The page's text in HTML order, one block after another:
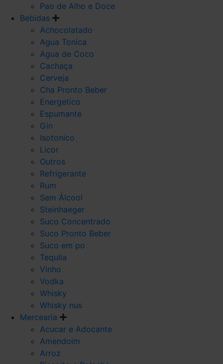
Pao de Alho e Doce
Bebidas
Achocolatado
Agua Tonica
Agua de Coco
Cachaça
Cerveja
Cha Pronto Beber
Energetico
Espumante
Gin
Isotonico
Licor
Outros
Refrigerante
Rum
Sem Álcool
Steinhaeger
Suco Concentrado
Suco Pronto Beber
Suco em po
Tequila
Vinho
Vodka
Whisky
Whisky nus
Mercearia
Acucar e Adocante
Amendoim
Arroz